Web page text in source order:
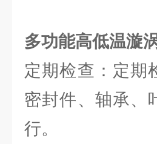
多功能高低温漩
定期检查：定期
密封件、轴承、
行。